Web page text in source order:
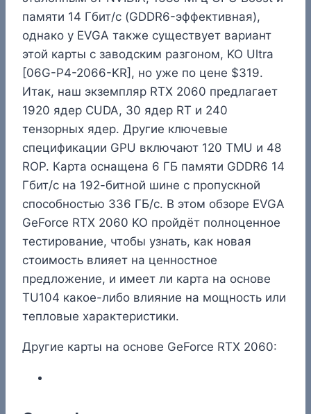
памяти 14 Гбит/с (GDDR6-эффективная),
однако у EVGA также существует вариант
этой карты с заводским разгоном, KO Ultra
[06G-P4-2066-KR], но уже по цене $319.
Итак, наш экземпляр RTX 2060 предлагает
1920 ядер CUDA, 30 ядер RT и 240
тензорных ядер. Другие ключевые
спецификации GPU включают 120 TMU и 48
ROP. Карта оснащена 6 ГБ памяти GDDR6 14
Гбит/с на 192-битной шине с пропускной
способностью 336 ГБ/с. В этом обзоре EVGA
GeForce RTX 2060 KO пройдёт полноценное
тестирование, чтобы узнать, как новая
стоимость влияет на ценностное
предложение, и имеет ли карта на основе
TU104 какое-либо влияние на мощность или
тепловые характеристики.
Другие карты на основе GeForce RTX 2060: